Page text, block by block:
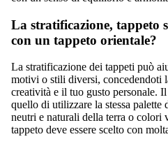
La stratificazione, tappeto
con un tappeto orientale?
La stratificazione dei tappeti può
motivi o stili diversi, concedendoti
creatività e il tuo gusto personale.
quello di utilizzare la stessa
neutri e naturali della terra o colori
tappeto deve essere scelto con